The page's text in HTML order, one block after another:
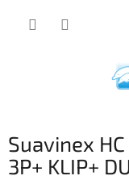
Suavinex
3P+ KLIP+